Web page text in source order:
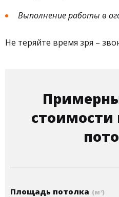
Выполнение работы в
Не теряйте время зря –
стоимости
Площадь потолка (м 2)